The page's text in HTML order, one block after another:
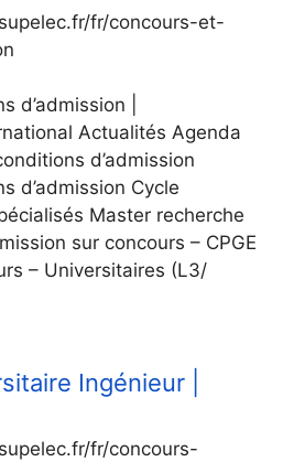
fr/concours-et-
d’admission |
Actualités Agenda
d’admission
d’admission Cycle
Master recherche
sur concours – CPGE
– Universitaires (L3/
Ingénieur |
fr/concours-